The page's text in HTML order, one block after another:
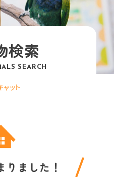
検索
SEARCH
ャット
りました！